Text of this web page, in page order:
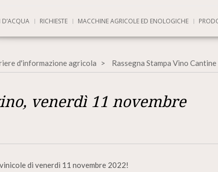
D’ACQUA RICHIESTE MACCHINE AGRICOLE ED ENOLOGICHE
d'informazione agricola Rassegna Stampa Vino Cantine
venerdì 11 novembre
di venerdì 11 novembre 2022!